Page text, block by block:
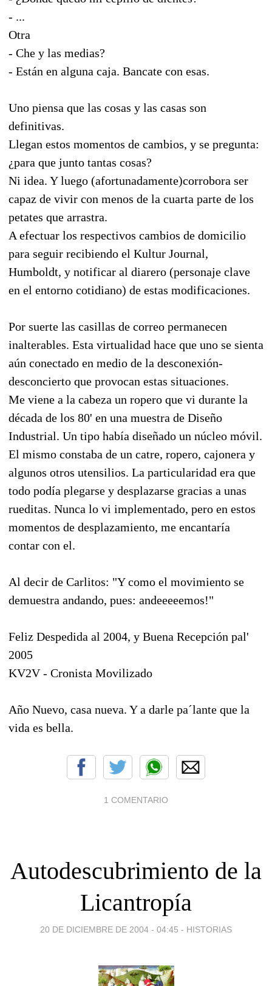
- ...
Otra
- Che y las medias?
- Están en alguna caja. Bancate con esas.
Uno piensa que las cosas y las casas son
definitivas.
Llegan estos momentos de cambios, y se pregunta:
¿para que junto tantas cosas?
Ni idea. Y luego (afortunadamente)corrobora ser
capaz de vivir con menos de la cuarta parte de los
petates que arrastra.
A efectuar los respectivos cambios de domicilio
para seguir recibiendo el Kultur Journal,
Humboldt, y notificar al diarero (personaje clave
en el entorno cotidiano) de estas modificaciones.
Por suerte las casillas de correo permanecen
inalterables. Esta virtualidad hace que uno se sienta
aún conectado en medio de la desconexión-
desconcierto que provocan estas situaciones.
Me viene a la cabeza un ropero que vi durante la
década de los 80' en una muestra de Diseño
Industrial. Un tipo había diseñado un núcleo móvil.
El mismo constaba de un catre, ropero, cajonera y
algunos otros utensilios. La particularidad era que
todo podía plegarse y desplazarse gracias a unas
rueditas. Nunca lo vi implementado, pero en estos
momentos de desplazamiento, me encantaría
contar con el.
Al decir de Carlitos: "Y como el movimiento se
demuestra andando, pues: andeeeeemos!"
Feliz Despedida al 2004, y Buena Recepción pal'
2005
KV2V - Cronista Movilizado
Año Nuevo, casa nueva. Y a darle pa´lante que la
vida es bella.
1 COMENTARIO
Autodescubrimiento de la
Licantropía
20 DE DICIEMBRE DE 2004 - 04:45 - HISTORIAS